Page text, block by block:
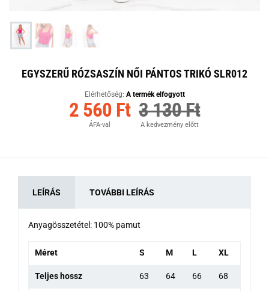
EGYSZERŰ RÓZSASZÍN NŐI PÁNTOS TRIKÓ SLR012
Elérhetőség: A termék elfogyott
2 560 Ft
ÁFA-val
3 130 Ft
A kedvezmény előtt
LEÍRÁS TOVÁBBI LEÍRÁS
Anyagösszetétel: 100% pamut
Méret S M L XL
Teljes hossz 63 64 66 68